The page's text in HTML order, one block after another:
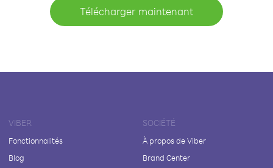
Télécharger maintenant
VIBER
Fonctionnalités
Blog
SOCIÉTÉ
À propos de Viber
Brand Center